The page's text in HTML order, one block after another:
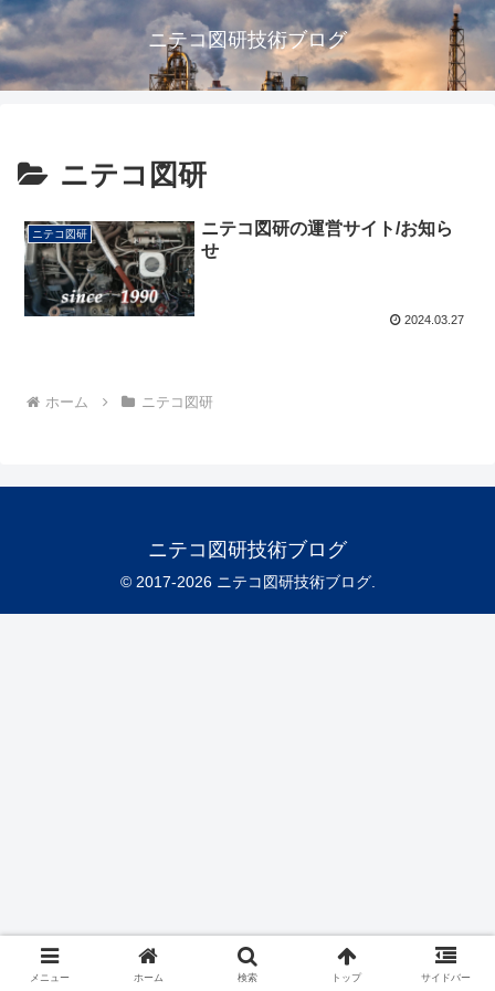
ニテコ図研技術ブログ
ニテコ図研
ニテコ図研
ニテコ図研の運営サイト/お知ら
せ
2024.03.27
ホーム ニテコ図研
ニテコ図研技術ブログ
© 2017-2026 ニテコ図研技術ブログ.
メニュー ホーム 検索 トップ サイドバー